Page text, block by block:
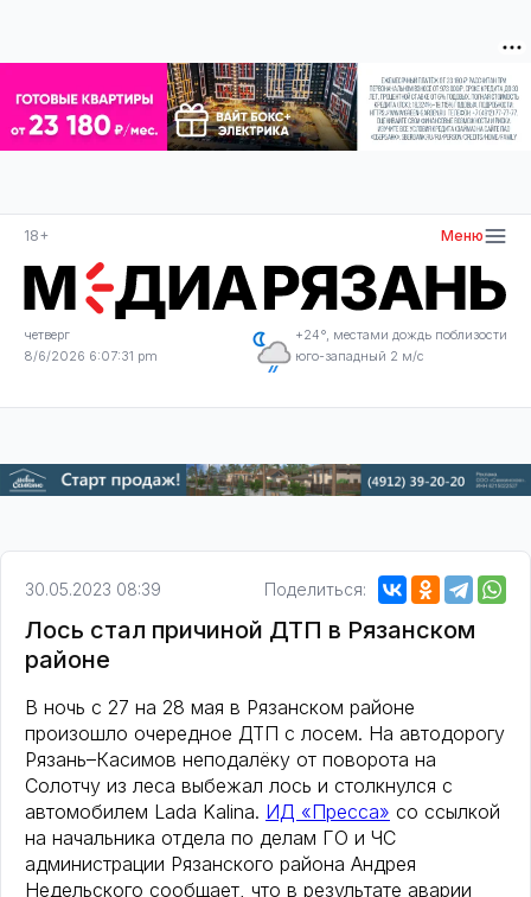
18+ Меню
четверг
8/6/2026 6:07:31 pm
+24°, местами дождь поблизости
юго-западный 2 м/с
30.05.2023 08:39 Поделиться:
Лось стал причиной ДТП в Рязанском
районе
В ночь с 27 на 28 мая в Рязанском районе
произошло очередное ДТП с лосем. На автодорогу
Рязань–Касимов неподалёку от поворота на
Солотчу из леса выбежал лось и столкнулся с
автомобилем Lada Kalina. ИД «Пресса» со ссылкой
на начальника отдела по делам ГО и ЧС
администрации Рязанского района Андрея
Недельского сообщает, что в результате аварии